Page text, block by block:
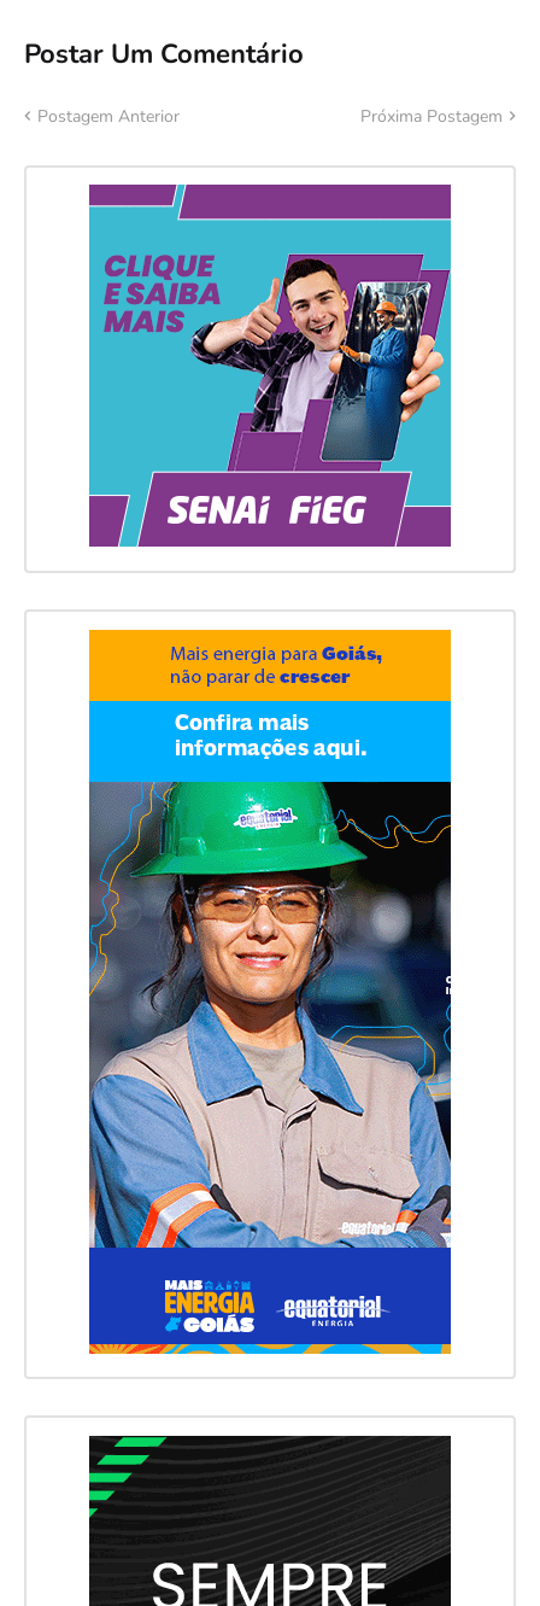
Postar Um Comentário
Postagem Anterior Próxima Postagem